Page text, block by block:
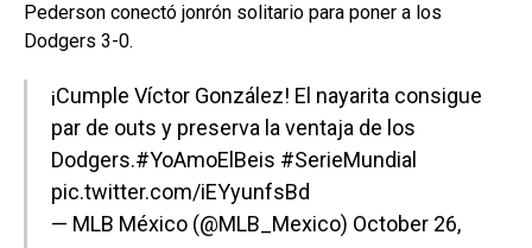
Pederson conectó jonrón solitario para poner a los
Dodgers 3-0.
¡Cumple Víctor González! El nayarita consigue
par de outs y preserva la ventaja de los
Dodgers.#YoAmoElBeis #SerieMundial
pic.twitter.com/iEYyunfsBd
— MLB México (@MLB_Mexico) October 26,